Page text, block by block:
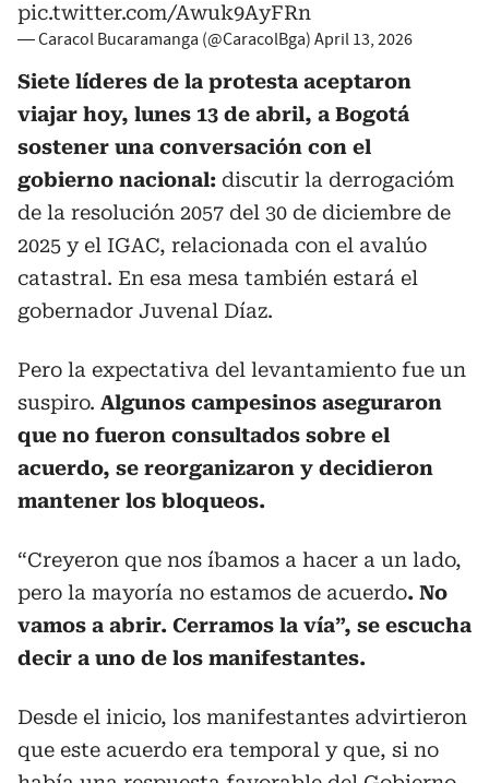
pic.twitter.com/Awuk9AyFRn
— Caracol Bucaramanga (@CaracolBga) April 13, 2026
Siete líderes de la protesta aceptaron
viajar hoy, lunes 13 de abril, a Bogotá
sostener una conversación con el
gobierno nacional: discutir la derrogacióm
de la resolución 2057 del 30 de diciembre de
2025 y el IGAC, relacionada con el avalúo
catastral. En esa mesa también estará el
gobernador Juvenal Díaz.
Pero la expectativa del levantamiento fue un
suspiro. Algunos campesinos aseguraron
que no fueron consultados sobre el
acuerdo, se reorganizaron y decidieron
mantener los bloqueos.
“Creyeron que nos íbamos a hacer a un lado,
pero la mayoría no estamos de acuerdo. No
vamos a abrir. Cerramos la vía”, se escucha
decir a uno de los manifestantes.
Desde el inicio, los manifestantes advirtieron
que este acuerdo era temporal y que, si no